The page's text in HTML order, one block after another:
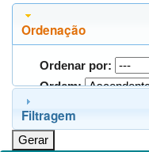
Ordenação
Ordenar por:
Ordem:
Filtragem